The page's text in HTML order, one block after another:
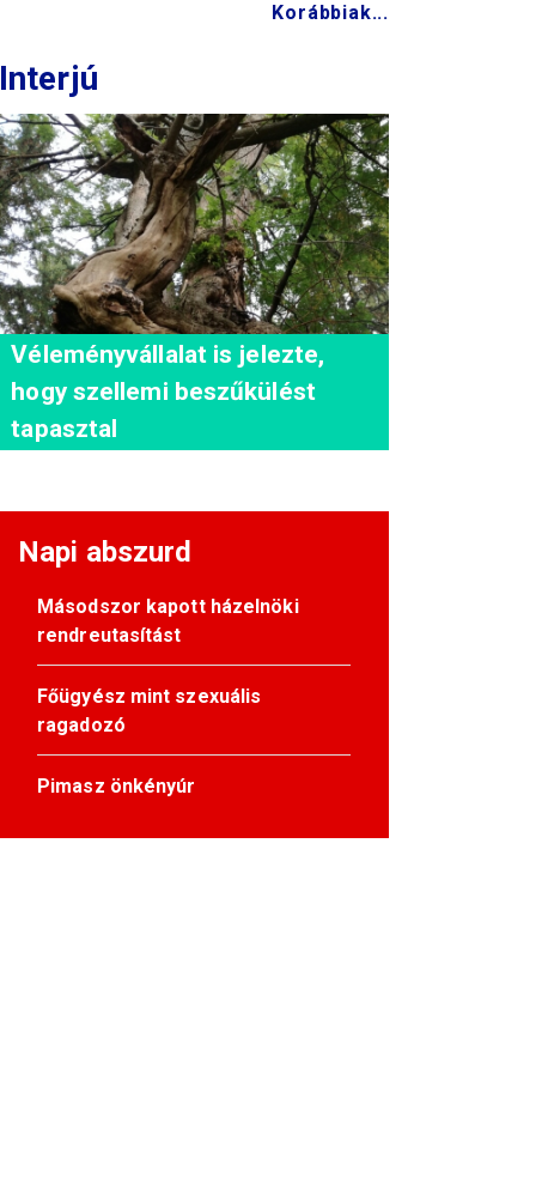
Korábbiak...
Interjú
Véleményvállalat is jelezte,
hogy szellemi beszűkülést
tapasztal
Napi abszurd
Másodszor kapott házelnöki
rendreutasítást
Főügyész mint szexuális
ragadozó
Pimasz önkényúr